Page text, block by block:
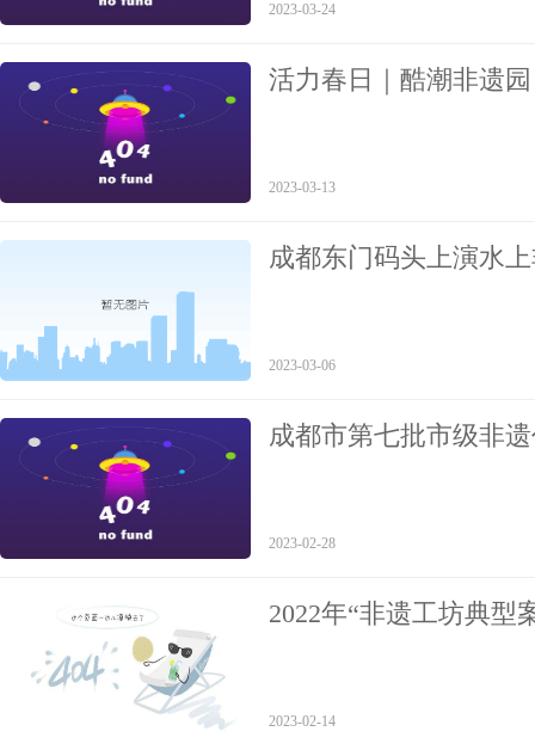
2023-03-24
活力春日｜酷潮非遗
2023-03-13
成都东门码头上演水
2023-03-06
成都市第七批市级非
2023-02-28
2022年“非遗工坊典型
2023-02-14